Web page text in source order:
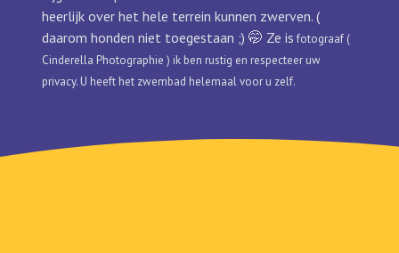
heerlijk over het hele terrein kunnen zwerven. (
daarom honden niet toegestaan ;) 🤭 Ze is fotograaf (
Cinderella Photographie ) ik ben rustig en respecteer uw
privacy. ​U heeft het zwembad helemaal voor u zelf.